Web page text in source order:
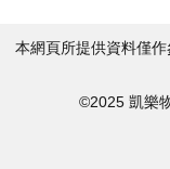
本網頁所提供資料僅
©2025 凱樂